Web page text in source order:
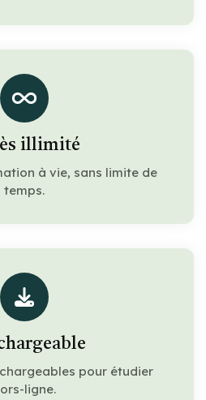
illimité
à vie, sans limite de
temps.
pour étudier
ligne.